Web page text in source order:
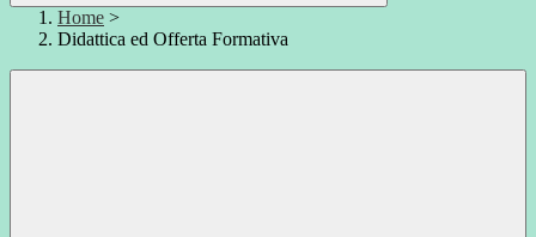
Home >
Didattica ed Offerta Formativa